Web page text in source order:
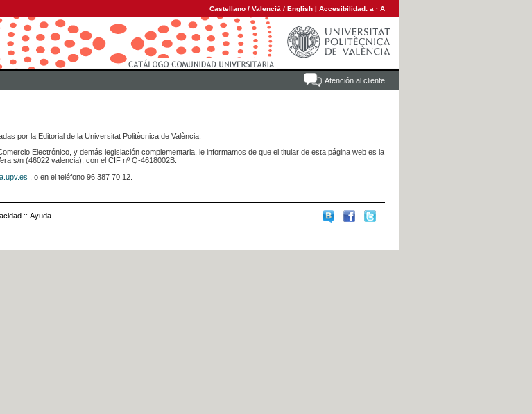
Castellano / Valencià / English | Accesibilidad: a · A
Atención al cliente
por la Editorial de la Universitat Politècnica de València.
Electrónico, y demás legislación complementaria, le informamos de que el titular de esta página web es la
s/n (46022 valencia), con el CIF nº Q-4618002B.
, o en el teléfono 96 387 70 12.
:: Ayuda